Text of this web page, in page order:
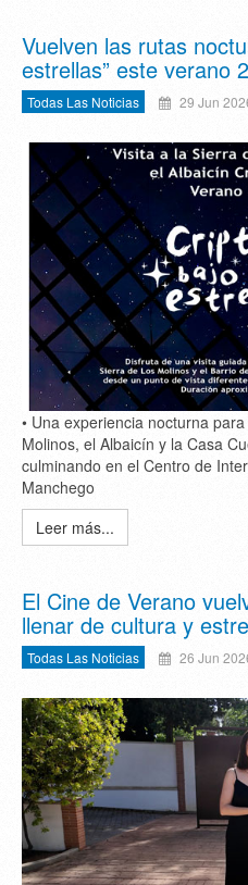
Vuelven las rutas
estrellas” este verano
Todas Las Noticias 29 Jun
• Una experiencia nocturna
Molinos, el Albaicín y la Casa
culminando en el Centro de
Manchego
Leer más...
El Cine de Verano
llenar de cultura y
Todas Las Noticias 26 Jun